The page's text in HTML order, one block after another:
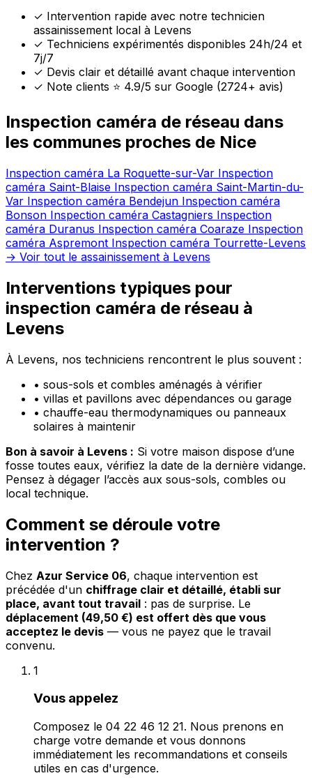
✓ Intervention rapide avec notre technicien
assainissement local à Levens
✓ Techniciens expérimentés disponibles 24h/24 et
7j/7
✓ Devis clair et détaillé avant chaque intervention
✓ Note clients ⭐ 4.9/5 sur Google (2724+ avis)
Inspection caméra de réseau dans
les communes proches de Nice
Inspection caméra La Roquette-sur-Var Inspection
caméra Saint-Blaise Inspection caméra Saint-Martin-du-
Var Inspection caméra Bendejun Inspection caméra
Bonson Inspection caméra Castagniers Inspection
caméra Duranus Inspection caméra Coaraze Inspection
caméra Aspremont Inspection caméra Tourrette-Levens
→ Voir tout le assainissement à Levens
Interventions typiques pour
inspection caméra de réseau à
Levens
À Levens, nos techniciens rencontrent le plus souvent :
• sous-sols et combles aménagés à vérifier
• villas et pavillons avec dépendances ou garage
• chauffe-eau thermodynamiques ou panneaux
solaires à maintenir
Bon à savoir à Levens : Si votre maison dispose d’une
fosse toutes eaux, vérifiez la date de la dernière vidange.
Pensez à dégager l’accès aux sous-sols, combles ou
local technique.
Comment se déroule votre
intervention ?
Chez Azur Service 06, chaque intervention est
précédée d'un chiffrage clair et détaillé, établi sur
place, avant tout travail : pas de surprise. Le
déplacement (49,50 €) est offert dès que vous
acceptez le devis — vous ne payez que le travail
convenu.
1
Vous appelez
Composez le 04 22 46 12 21. Nous prenons en
charge votre demande et vous donnons
immédiatement les recommandations et conseils
utiles en cas d'urgence.